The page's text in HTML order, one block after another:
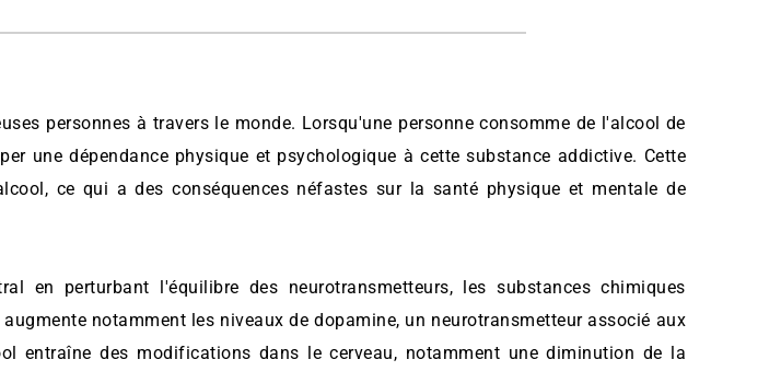
personnes à travers le monde. Lorsqu'une personne consomme de l'alcool de
une dépendance physique et psychologique à cette substance addictive. Cette
ce qui a des conséquences néfastes sur la santé physique et mentale de
en perturbant l'équilibre des neurotransmetteurs, les substances chimiques
notamment les niveaux de dopamine, un neurotransmetteur associé aux
entraîne des modifications dans le cerveau, notamment une diminution de la